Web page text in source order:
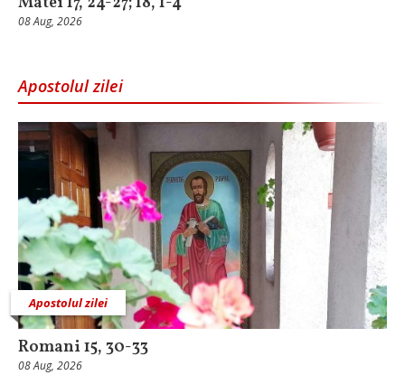
08 Aug, 2026
Apostolul zilei
Apostolul zilei
Romani 15, 30-33
08 Aug, 2026